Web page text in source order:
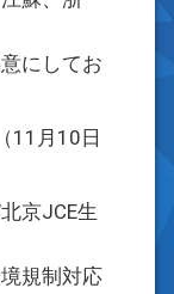
にしてお
11月10日
京JCE生
規制対応